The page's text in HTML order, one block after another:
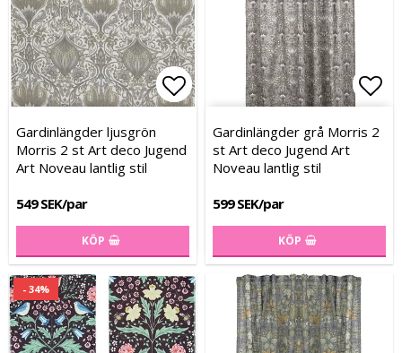
Lägg till i favoritlistan
Lägg till i favoritlistan
Gardinlängder ljusgrön
Morris 2 st Art deco Jugend
Art Noveau lantlig stil
549 SEK/par
KÖP
Gardinlängder grå Morris 2
st Art deco Jugend Art
Noveau lantlig stil
599 SEK/par
KÖP
- 34%